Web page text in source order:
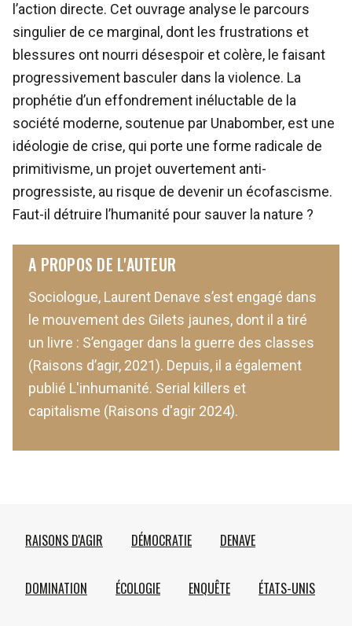
l’action directe. Cet ouvrage analyse le parcours
singulier de ce marginal, dont les frustrations et
blessures ont nourri désespoir et colère, le faisant
progressivement basculer dans la violence. La
prophétie d’un effondrement inéluctable de la
société moderne, soutenue par Unabomber, est une
idéologie de crise, qui porte une forme radicale de
primitivisme, un projet ouvertement anti-
progressiste, au risque de devenir un écofascisme.
Faut-il détruire l’humanité pour sauver la nature ?
A PROPOS DE L'AUTEUR
Sociologue, Laurent Denave s’est engagé dans
le mouvement des Gilets jaunes, dont il a tiré
un livre : S’engager dans la guerre des classes
(Raisons d’agir, 2021). Depuis, il a également
publié L'inhumanité. Serial killers et
capitalisme (Raisons d'agir 2024).
RAISONS D'AGIR DÉMOCRATIE DENAVE
DOMINATION ÉCOLOGIE ENQUÊTE ÉTATS-UNIS